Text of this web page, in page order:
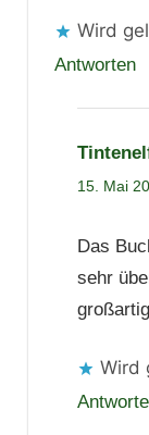
Wird
Antworten
15. Mai
Das
sehr
Wird